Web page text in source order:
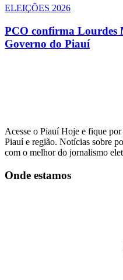
ELEIÇÕES 2026
PCO confirma Lourdes
Governo do Piauí
Acesse o Piauí Hoje e fique
Piauí e região. Notícias sobre
com o melhor do jornalismo
Onde estamos